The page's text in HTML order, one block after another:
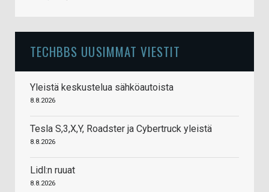
TECHBBS UUSIMMAT VIESTIT
Yleistä keskustelua sähköautoista
8.8.2026
Tesla S,3,X,Y, Roadster ja Cybertruck yleistä
8.8.2026
Lidl:n ruuat
8.8.2026